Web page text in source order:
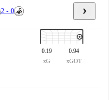
2 - 0
0.19
xG
0.94
xGOT